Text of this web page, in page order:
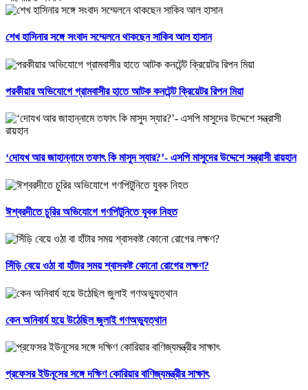
শেখ হাসিনার সঙ্গে সংবাদ সম্মেলনে থাকছেন সাকিব আল হাসান
পরকীয়ার অভিযোগে গ্রামবাসীর হাতে আটক কনটেন্ট ক্রিয়েটর রিপন মিয়া
‘দোযখ আর জাহান্নামে তফাৎ কি মাসুদ স্যার?’- এসপি মাসুদের উদ্দেশে সন্ত্রাসী রায়হান
ঈশ্বরদীতে চুরির অভিযোগে গণপিটুনিতে যুবক নিহত
সিঁড়ি বেয়ে ওঠা বা হাঁটার সময় শ্বাসকষ্ট কোনো রোগের লক্ষণ?
কেন অনিবার্য হয়ে উঠেছিল জুলাই গণঅভ্যুত্থান
প্রফেসর ইউনূসের সঙ্গে দক্ষিণ কোরিয়ার বাণিজ্যমন্ত্রীর সাক্ষাৎ